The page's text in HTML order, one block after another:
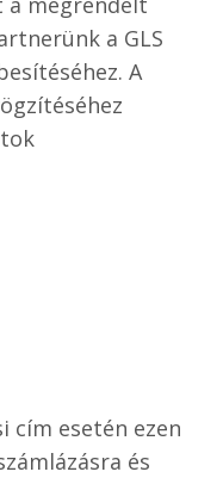
a GLS
A
cím esetén ezen
és